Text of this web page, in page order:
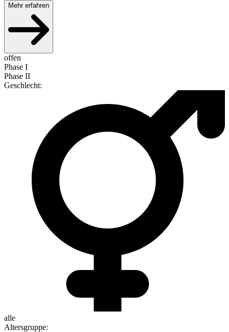
Mehr erfahren
offen
Phase I
Phase II
Geschlecht:
alle
Altersgruppe: